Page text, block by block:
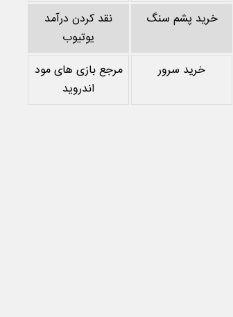
خرید پشم سنگ
نقد کردن درآمد
یوتیوب
خرید سرور
مرجع بازی های مود
اندروید